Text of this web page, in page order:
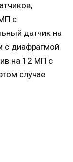
с
датчик на
с диафрагмой
на 12 МП с
случае